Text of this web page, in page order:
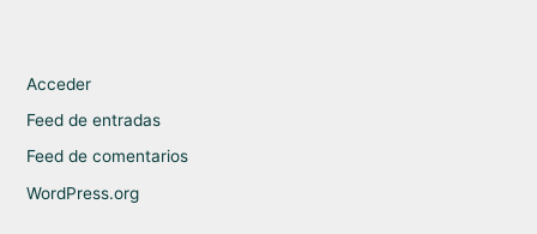
Acceder
Feed de entradas
Feed de comentarios
WordPress.org